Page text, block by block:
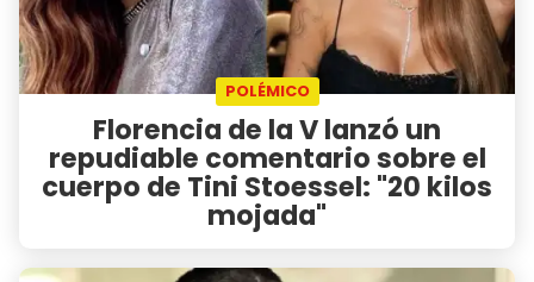
POLÉMICO
Florencia de la V lanzó un
repudiable comentario sobre el
cuerpo de Tini Stoessel: "20 kilos
mojada"